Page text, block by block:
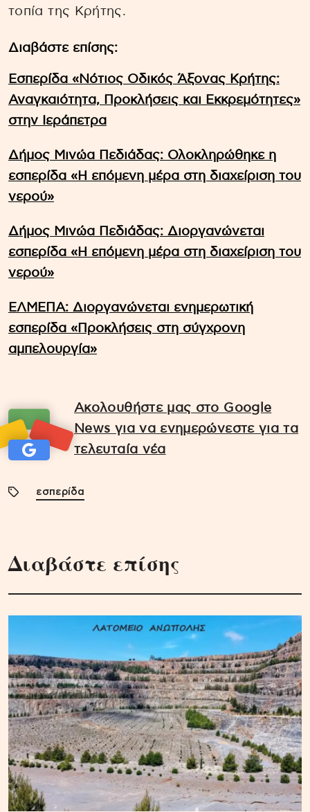
τοπία της Κρήτης.
Διαβάστε επίσης:
Εσπερίδα «Νότιος Οδικός Άξονας Κρήτης:
Αναγκαιότητα, Προκλήσεις και Εκκρεμότητες»
στην Ιεράπετρα
Δήμος Μινώα Πεδιάδας: Ολοκληρώθηκε η
εσπερίδα «Η επόμενη μέρα στη διαχείριση του
νερού»
Δήμος Μινώα Πεδιάδας: Διοργανώνεται
εσπερίδα «Η επόμενη μέρα στη διαχείριση του
νερού»
ΕΛΜΕΠΑ: Διοργανώνεται ενημερωτική
εσπερίδα «Προκλήσεις στη σύγχρονη
αμπελουργία»
Ακολουθήστε μας στο Google
News για να ενημερώνεστε για τα
τελευταία νέα
εσπερίδα
Διαβάστε επίσης